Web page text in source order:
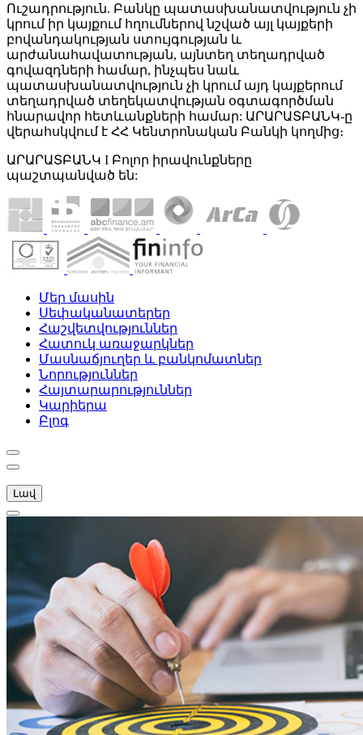
Ուշադրություն. Բանկը պատասխանատվություն չի
կրում իր կայքում հղումներով նշված այլ կայքերի
բովանդակության ստույգության և
արժանահավատության, այնտեղ տեղադրված
գովազդների համար, ինչպես նաև
պատասխանատվություն չի կրում այդ կայքերում
տեղադրված տեղեկատվության օգտագործման
հնարավոր հետևանքների համար: ԱՐԱՐԱՏԲԱՆԿ-ը
վերահսկվում է ՀՀ Կենտրոնական Բանկի կողմից։
ԱՐԱՐԱՏԲԱՆԿ I Բոլոր իրավունքները
պաշտպանված են:
Մեր մասին
Սեփականատերեր
Հաշվետվություններ
Հատուկ առաջարկներ
Մասնաճյուղեր և բանկոմատներ
Նորություններ
Հայտարարություններ
Կարիերա
Բլոգ
Լավ